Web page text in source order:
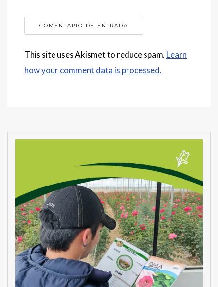
This site uses Akismet to reduce spam. Learn
how your comment data is processed.